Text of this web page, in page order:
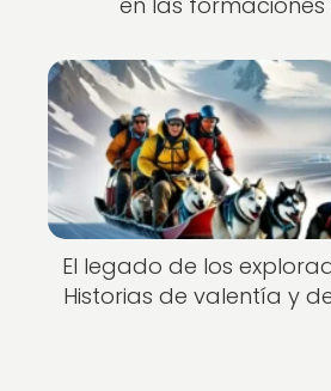
El legado de los
Historias de valentía y